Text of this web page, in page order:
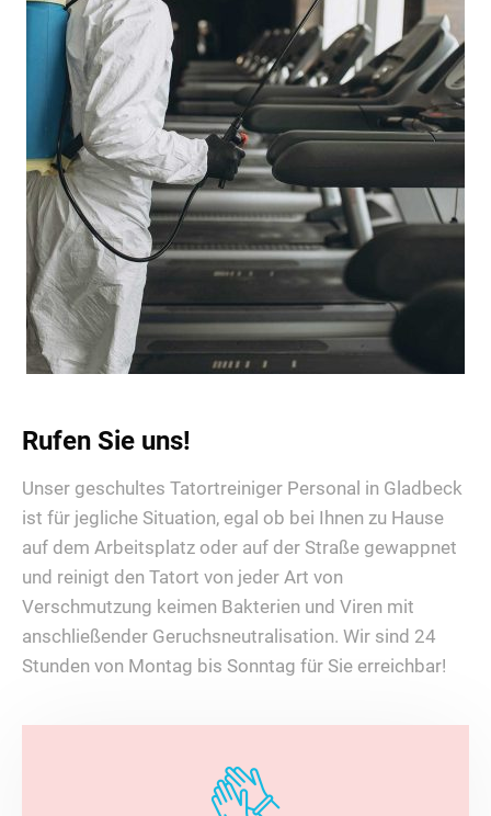
Rufen Sie uns!
Unser geschultes Tatortreiniger Personal in Gladbeck
ist für jegliche Situation, egal ob bei Ihnen zu Hause
auf dem Arbeitsplatz oder auf der Straße gewappnet
und reinigt den Tatort von jeder Art von
Verschmutzung keimen Bakterien und Viren mit
anschließender Geruchsneutralisation. Wir sind 24
Stunden von Montag bis Sonntag für Sie erreichbar!